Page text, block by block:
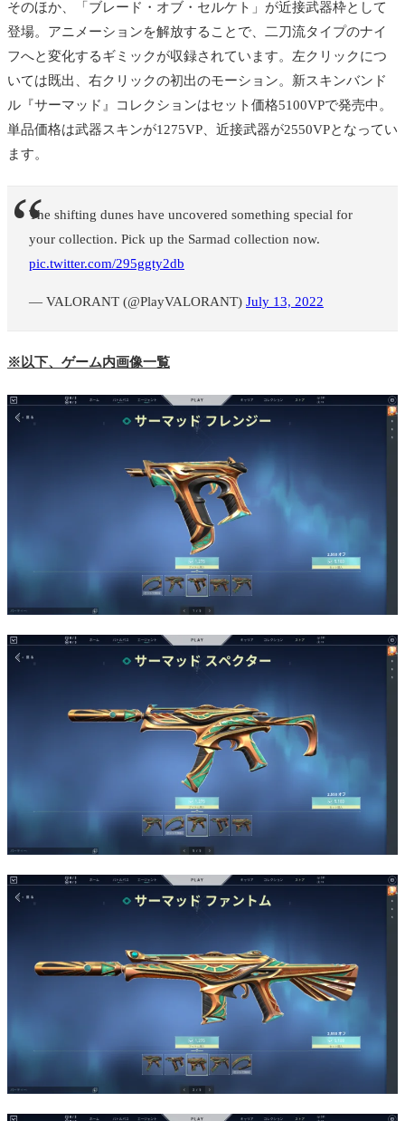
そのほか、「ブレード・オブ・セルケト」が近接武器枠として
登場。アニメーションを解放することで、二刀流タイプのナイ
フへと変化するギミックが収録されています。左クリックにつ
いては既出、右クリックの初出のモーション。 新スキンバンド
ル『サーマッド』コレクションはセット価格5100VPで発売中。
単品価格は武器スキンが1275VP、近接武器が2550VPとなってい
ます。
The shifting dunes have uncovered something special for
your collection. Pick up the Sarmad collection now.
pic.twitter.com/295ggty2db
— VALORANT (@PlayVALORANT) July 13, 2022
※以下、ゲーム内画像一覧